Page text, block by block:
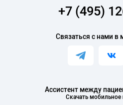
Ассистент между
Скачать
+7 (495)
Связаться с нами в